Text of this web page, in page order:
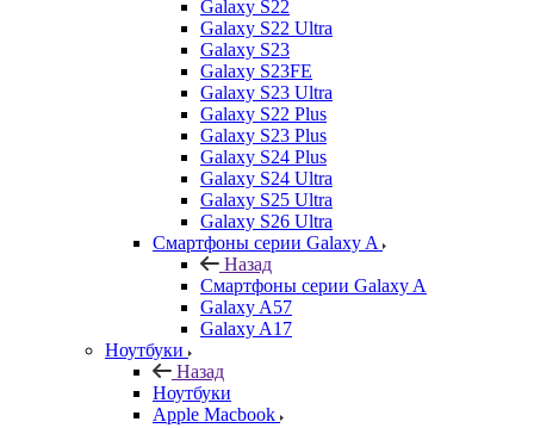
Galaxy S22
Galaxy S22 Ultra
Galaxy S23
Galaxy S23FE
Galaxy S23 Ultra
Galaxy S22 Plus
Galaxy S23 Plus
Galaxy S24 Plus
Galaxy S24 Ultra
Galaxy S25 Ultra
Galaxy S26 Ultra
Смартфоны серии Galaxy A
Назад
Смартфоны серии Galaxy A
Galaxy A57
Galaxy A17
Ноутбуки
Назад
Ноутбуки
Apple Macbook